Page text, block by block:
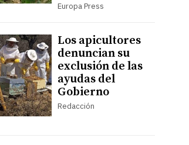
Europa Press
Los apicultores
denuncian su
exclusión de las
ayudas del
Gobierno
Redacción